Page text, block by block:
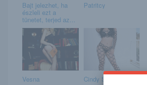
Bajt jelezhet, ha
észleli ezt a
tünetet, terjed az...
Patritcy
Vesna Cindy Starfall